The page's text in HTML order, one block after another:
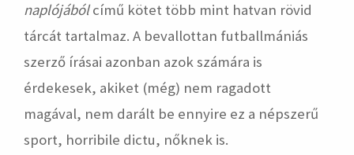
naplójábólcímű kötet több mint hatvan rövid
tárcát tartalmaz. A bevallottan futballmániás
szerző írásai azonban azok számára is
érdekesek, akiket (még) nem ragadott
magával, nem darált be ennyire ez a népszerű
sport, horribile dictu, nőknek is.